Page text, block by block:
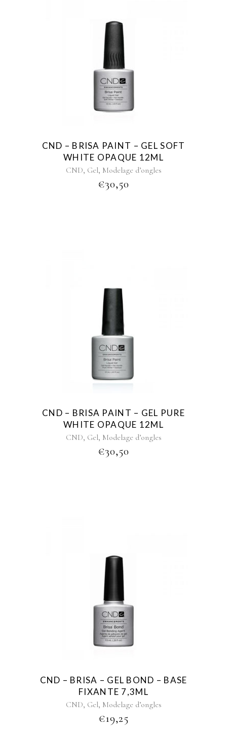
CND – BRISA PAINT – GEL SOFT
WHITE OPAQUE 12ML
CND, Gel, Modelage d’ongles
€30,50
CND – BRISA PAINT – GEL PURE
WHITE OPAQUE 12ML
CND, Gel, Modelage d’ongles
€30,50
CND – BRISA – GEL BOND – BASE
FIXANTE 7,3ML
CND, Gel, Modelage d’ongles
€19,25